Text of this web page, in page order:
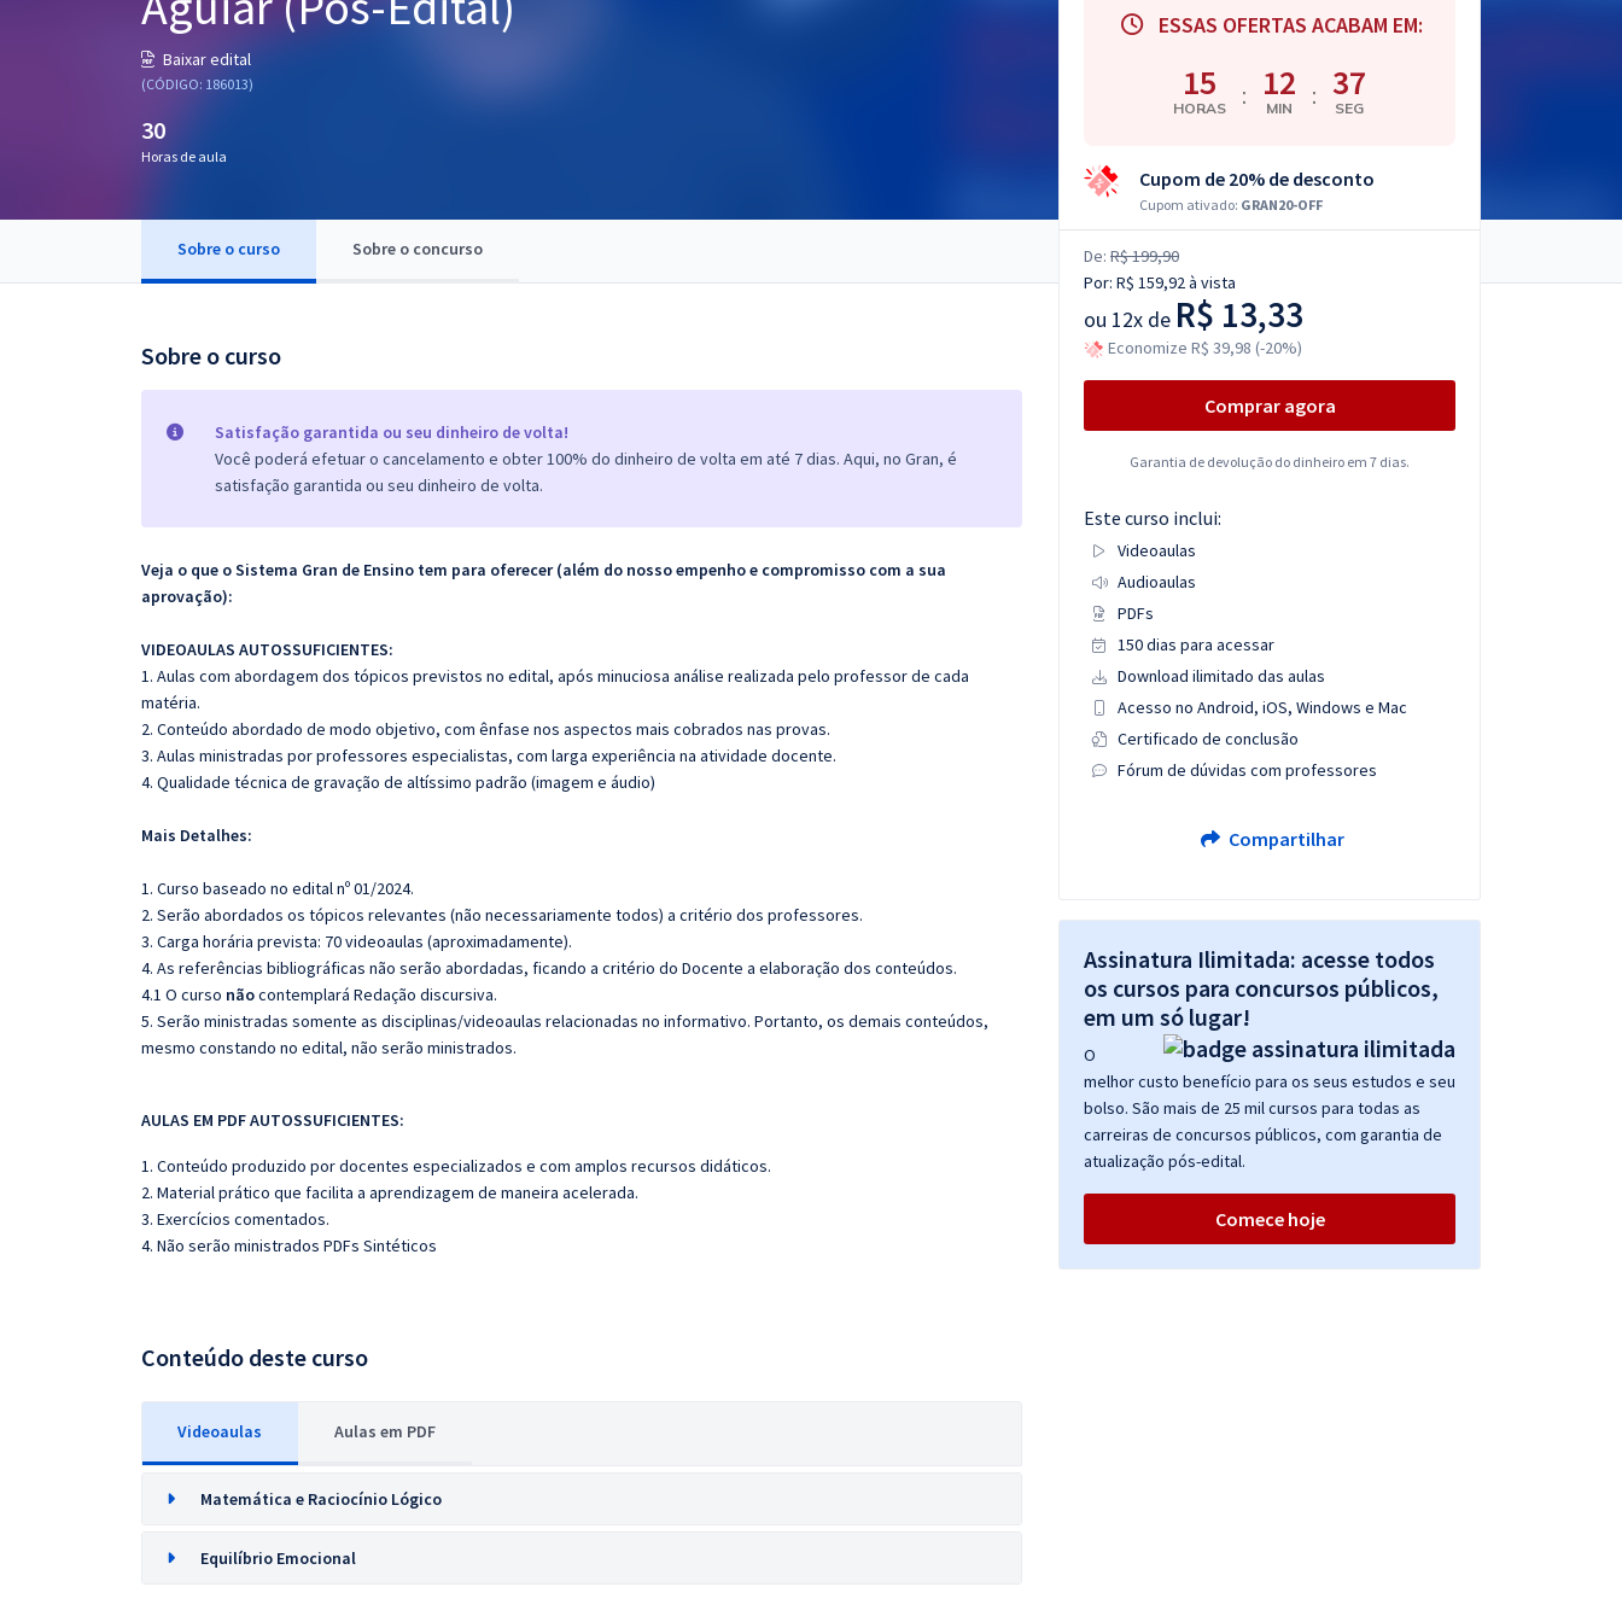
Baixar edital
(CÓDIGO: 186013)
30
Horas de aula
Sobre o curso Sobre o concurso
Sobre o curso
Satisfação garantida ou seu dinheiro de volta!
Você poderá efetuar o cancelamento e obter 100% do dinheiro de volta em até 7 dias. Aqui, no Gran, é
satisfação garantida ou seu dinheiro de volta.
Veja o que o Sistema Gran de Ensino tem para oferecer (além do nosso empenho e compromisso com a sua
aprovação):
VIDEOAULAS AUTOSSUFICIENTES:
1. Aulas com abordagem dos tópicos previstos no edital, após minuciosa análise realizada pelo professor de cada
matéria.
2. Conteúdo abordado de modo objetivo, com ênfase nos aspectos mais cobrados nas provas.
3. Aulas ministradas por professores especialistas, com larga experiência na atividade docente.
4. Qualidade técnica de gravação de altíssimo padrão (imagem e áudio)
Mais Detalhes:
1. Curso baseado no edital nº 01/2024.
2. Serão abordados os tópicos relevantes (não necessariamente todos) a critério dos professores.
3. Carga horária prevista: 70 videoaulas (aproximadamente).
4. As referências bibliográficas não serão abordadas, ficando a critério do Docente a elaboração dos conteúdos.
4.1 O curso nãocontemplará Redação discursiva.
5. Serão ministradas somente as disciplinas/videoaulas relacionadas no informativo. Portanto, os demais conteúdos,
mesmo constando no edital, não serão ministrados.
AULAS EM PDF AUTOSSUFICIENTES:
1. Conteúdo produzido por docentes especializados e com amplos recursos didáticos.
2. Material prático que facilita a aprendizagem de maneira acelerada.
3. Exercícios comentados.
4. Não serão ministrados PDFs Sintéticos
Conteúdo deste curso
Videoaulas Aulas em PDF
Matemática e Raciocínio Lógico
Equilíbrio Emocional
ESSAS OFERTAS ACABAM EM:
15
HORAS : 12
MIN : 35
SEG
Cupom de 20% de desconto
Cupom ativado: GRAN20-OFF
De: R$ 199,90
Por: R$ 159,92à vista
ou 12x de R$ 13,33
Economize R$ 39,98 (-20%)
Comprar agora
Garantia de devolução do dinheiro em 7 dias.
Este curso inclui:
Videoaulas
Audioaulas
PDFs
150 dias para acessar
Download ilimitado das aulas
Acesso no Android, iOS, Windows e Mac
Certificado de conclusão
Fórum de dúvidas com professores
Compartilhar
Assinatura Ilimitada: acesse todos
os cursos para concursos públicos,
em um só lugar!
O
melhor custo benefício para os seus estudos e seu
bolso. São mais de 25 mil cursos para todas as
carreiras de concursos públicos, com garantia de
atualização pós-edital.
Comece hoje